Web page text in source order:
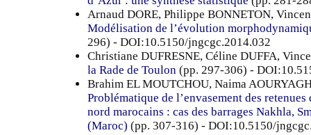
Arnaud DORE, Philippe BONNETON,
Modélisation de l’évolution
296) - DOI:10.5150/jngcgc.2014.032
Christiane DUFRESNE, Céline DUFFA,
la Rade de Toulon (pp. 297-306) -
Brahim EL MOUTCHOU, Naima
Problématique de l’envasement des
nord marocains : cas des barrages Nakhla,
(Maroc) (pp. 307-316) - DOI:10.5150/